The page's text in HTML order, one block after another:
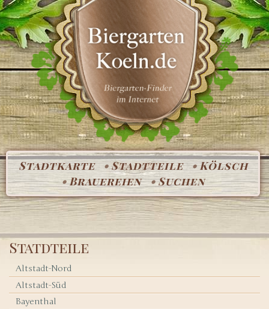
Stadtkarte Stadtteile
Kölsch
Brauereien
Suchen
Statdteile
Altstadt-Nord
Altstadt-Süd
Bayenthal